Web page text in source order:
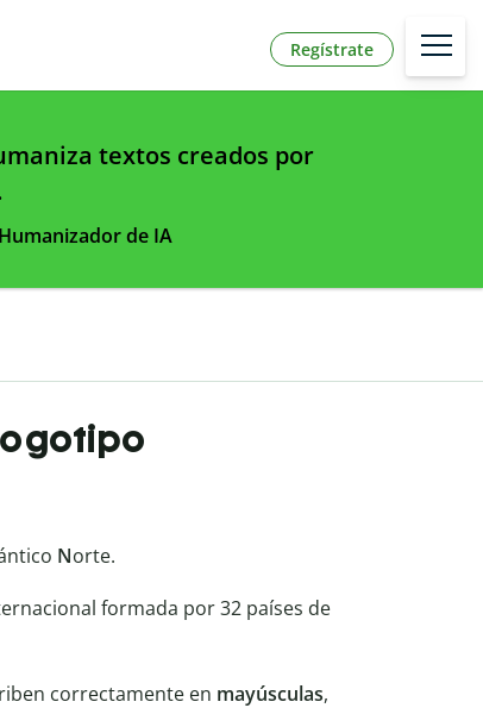
Regístrate
textos creados por
Humanizador de IA
Norte.
formada por 32 países de
correctamente en mayúsculas,